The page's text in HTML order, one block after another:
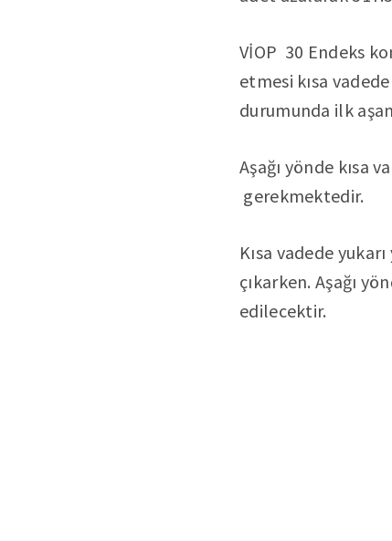
VİOP 30 Endeks
etmesi kısa
durumunda ilk
Aşağı yönde kısa
gerekmektedir.
Kısa vadede
çıkarken. Aşağı
edilecektir.